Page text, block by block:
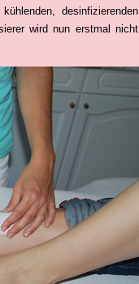
desinfizierenden
wird nun erstmal nicht